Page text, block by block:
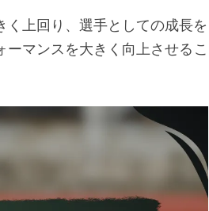
く上回り、選手としての成長を
マンスを大きく向上させるこ